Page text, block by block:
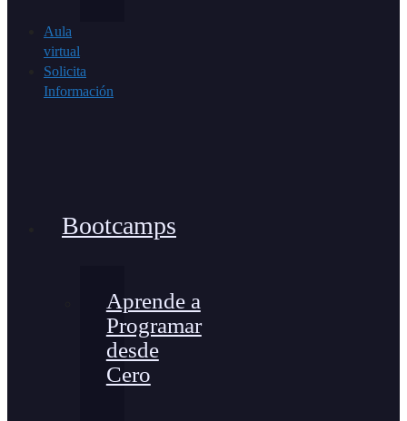
Aula
virtual
Solicita
Información
Bootcamps
Aprende a
Programar
desde
Cero